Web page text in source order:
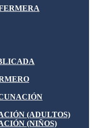
(ADULTOS)
(NIÑOS)